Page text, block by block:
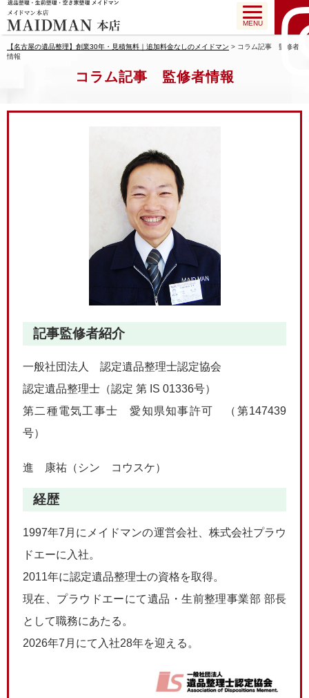
MENU
【名古屋の遺品整理】創業30年・見積無料｜追加料金なしのメイドマン > コラム記事 監修者
情報
コラム記事 監修者情報
記事監修者紹介
一般社団法人 認定遺品整理士認定協会
認定遺品整理士（認定 第 IS 01336号）
第二種電気工事士 愛知県知事許可 （第147439
号）
進 康祐（シン コウスケ）
経歴
1997年7月にメイドマンの運営会社、株式会社プラウ
ドエーに入社。
2011年に認定遺品整理士の資格を取得。
現在、プラウドエーにて遺品・生前整理事業部 部長
として職務にあたる。
2026年7月にて入社28年を迎える。